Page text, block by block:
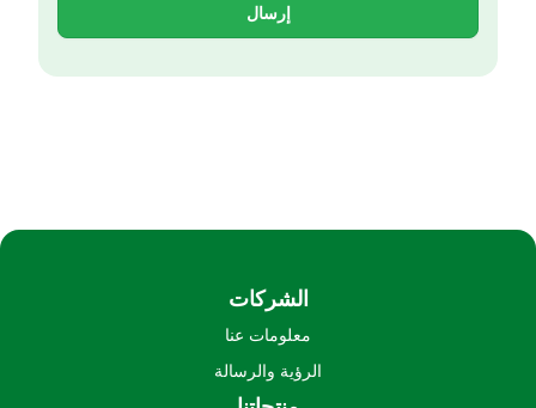
إرسال
الشركات
معلومات عنا
الرؤية والرسالة